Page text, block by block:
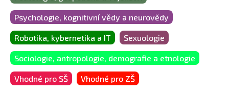
Psychologie, kognitivní vědy a neurovědy
Robotika, kybernetika a IT Sexuologie
Sociologie, antropologie, demografie a etnologie
Vhodné pro SŠ Vhodné pro ZŠ